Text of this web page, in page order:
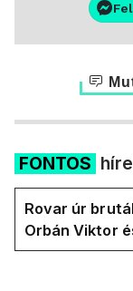
FONTOS
Rovar úr
Orbán Viktor
felelős a